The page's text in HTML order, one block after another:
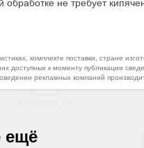
комплекте поставки, стране
доступных к моменту публикации
рекламных компаний
ещё